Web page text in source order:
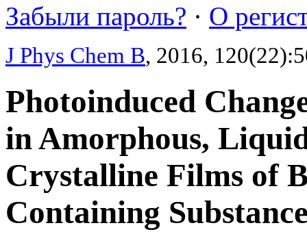
Забыли пароль? · О
J Phys Chem B, 2016,
Photoinduced
in Amorphous,
Crystalline Films of
Containing